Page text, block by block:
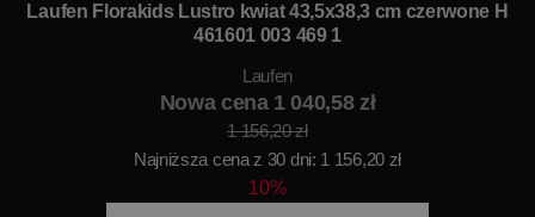
Laufen Florakids Lustro kwiat 43,5x38,3 cm czerwone H
461601 003 469 1
Laufen
Nowa cena 1 040,58 zł
1 156,20 zł
Najniższa cena z 30 dni: 1 156,20 zł
10%